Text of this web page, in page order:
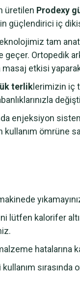
üretilen Prodexy
güçlendirici iç
tam
geçer. Ortopedik
masaj etkisi
terlik lerimizin iç
enjeksiyon
kullanım
kalorifer
hatalarına
sırasında